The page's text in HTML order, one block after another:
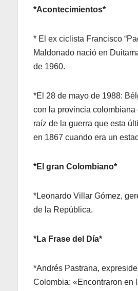
*Acontecimientos*
* El ex ciclista Francisco
Maldonado nació en
de 1960.
*El 28 de mayo de 1988:
con la provincia colombiana
raíz de la guerra que esta
en 1867 cuando era un
*El gran Colombiano*
*Leonardo Villar Gómez,
de la República.
*La Frase del Día*
*Andrés Pastrana,
Colombia: «Encontraron en